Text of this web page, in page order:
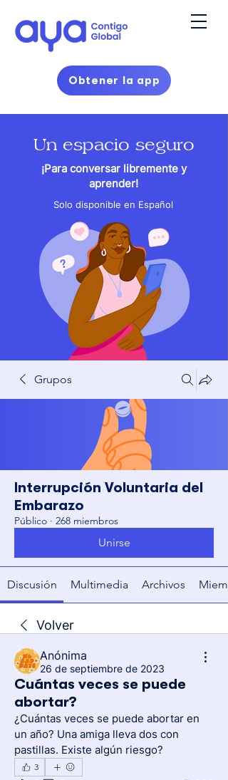
Obtener la app
Un espacio seguro
¡Para conversar libremente y
aprender!
Solo disponible en Español
Grupos
Interrupción Voluntaria del
Embarazo
Público · 268 miembros
Unirse
Discusión Multimedia Archivos
Volver
Anónima
26 de septiembre de 2023
Cuántas veces se puede
abortar?
¿Cuántas veces se puede abortar en
un año? Una amiga lleva dos con
pastillas. Existe algún riesgo?
3